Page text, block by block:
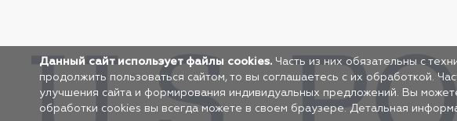
Данный сайт использует файлы cookies. Часть из них обязательны с
продолжить пользоваться сайтом, то вы соглашаетесь с их обработкой.
улучшения сайта и формирования индивидуальных предложений. Вы
обработки cookies вы всегда можете в своем браузере. Детальная